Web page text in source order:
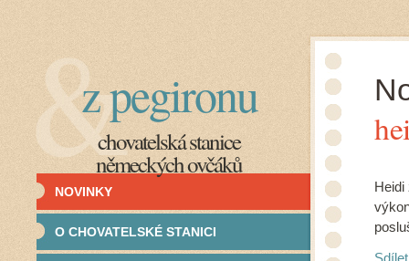
z pegironu
chovatelská stanice
německých ovčáků
NOVINKY
O CHOVATELSKÉ STANICI